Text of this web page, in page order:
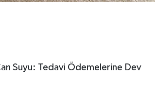
Suyu: Tedavi Ödemelerine Dev